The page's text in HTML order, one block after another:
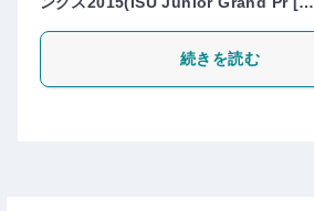
続きを読む